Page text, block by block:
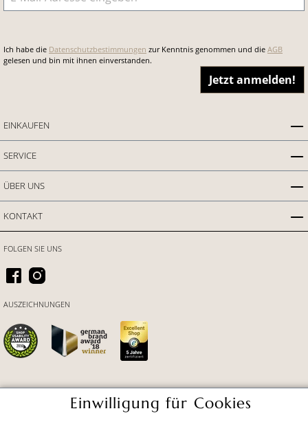
Ich habe die Datenschutzbestimmungen zur Kenntnis genommen und die AGB
gelesen und bin mit ihnen einverstanden.
Jetzt anmelden!
EINKAUFEN
SERVICE
ÜBER UNS
KONTAKT
FOLGEN SIE UNS
AUSZEICHNUNGEN
Einwilligung für Cookies